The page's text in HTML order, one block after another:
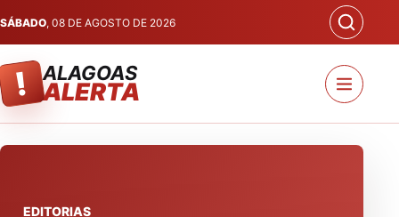
SÁBADO, 08 DE AGOSTO DE 2026
! ALAGOAS
ALERTA
EDITORIAS